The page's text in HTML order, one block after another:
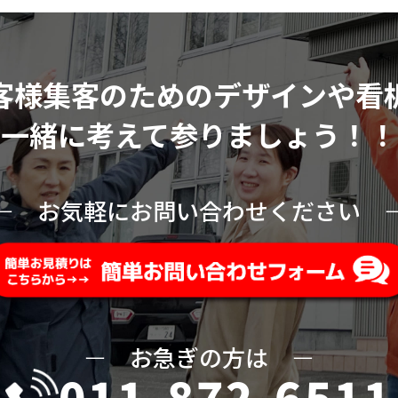
様集客のためのデザインや看
一緒に考えて参りましょう！！
お気軽にお問い合わせください
ーお急ぎの方はー